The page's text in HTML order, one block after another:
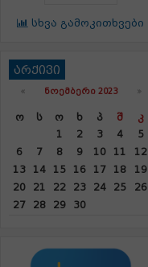
სხვა გამოკითხვები
არქივი
« ᲜᲝᲔᲛᲑᲔᲠᲘ 2023 »
Ო Ს Ო Ხ Პ Შ
Კ
1
2 3 4
5
6
7 8 9 10 11
12
13
14 15 16 17 18
19
20
21 22 23 24 25
26
27
28 29 30